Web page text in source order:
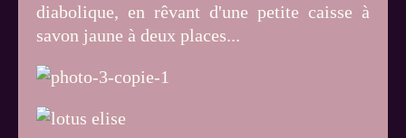
diabolique, en rêvant d'une petite caisse à
savon jaune à deux places...